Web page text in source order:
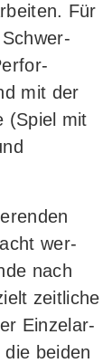
Für
Schwer­
mit der
(Spiel mit
wer­
nach
zeit­li­che
Ein­zel­ar­
bei­den